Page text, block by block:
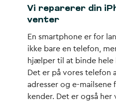
Vi reparerer din
venter
En smartphone er for
ikke bare en telefon,
hjælper til at binde hele
Det er på vores telefon
adresser og e-mailsene
kender. Det er også